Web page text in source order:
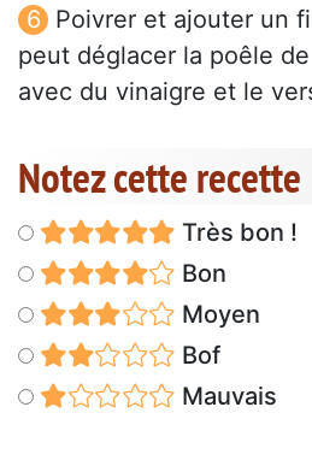
Poivrer et ajouter un
peut déglacer la poêle
avec du vinaigre et le
Notez cette recette
Très bon !
Bon
Moyen
Bof
Mauvais